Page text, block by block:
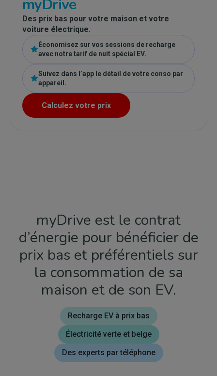
myDrive
Des prix bas pour votre maison et votre
voiture électrique.
Économisez sur vos sessions de recharge
avec notre tarif de nuit spécial EV.
Suivez dans l’app le détail de votre conso par
appareil.
Calculez votre prix
myDrive est le contrat
d’énergie pour bénéficier de
prix bas et préférentiels sur
la consommation de sa
maison et de son EV.
Recharge EV à prix bas
Électricité verte et belge
Des experts par téléphone